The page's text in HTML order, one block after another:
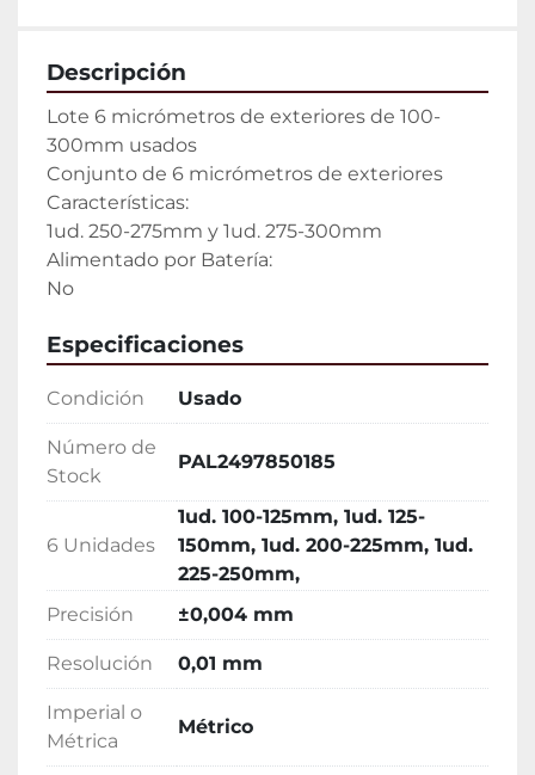
Descripción
Lote 6 micrómetros de exteriores de 100-
300mm usados
Conjunto de 6 micrómetros de exteriores
Características:
1ud. 250-275mm y 1ud. 275-300mm
Alimentado por Batería:
No
Especificaciones
Condición Usado
Número de
Stock
PAL2497850185
6 Unidades
1ud. 100-125mm, 1ud. 125-
150mm, 1ud. 200-225mm, 1ud.
225-250mm,
Precisión
±0,004 mm
Resolución 0,01 mm
Imperial o
Métrica
Métrico